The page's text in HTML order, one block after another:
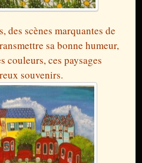
scènes marquantes de
sa bonne humeur,
couleurs, ces paysages
souvenirs.